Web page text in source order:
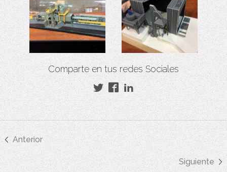
Comparte en tus redes Sociales
Anterior
Siguiente